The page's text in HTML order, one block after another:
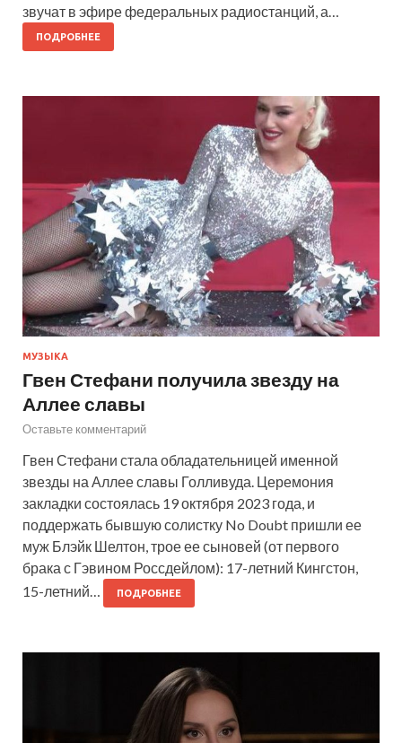
звучат в эфире федеральных радиостанций, а…
ПОДРОБНЕЕ
МУЗЫКА
Гвен Стефани получила звезду на
Аллее славы
Оставьте комментарий
Гвен Стефани стала обладательницей именной
звезды на Аллее славы Голливуда. Церемония
закладки состоялась 19 октября 2023 года, и
поддержать бывшую солистку No Doubt пришли ее
муж Блэйк Шелтон, трое ее сыновей (от первого
брака с Гэвином Россдейлом): 17-летний Кингстон,
15-летний…
ПОДРОБНЕЕ